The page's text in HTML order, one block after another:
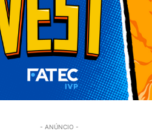
- ANÚNCIO -